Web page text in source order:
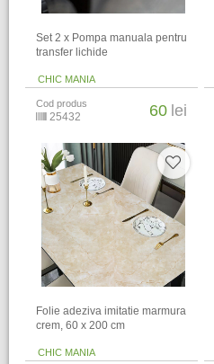
Set 2 x Pompa manuala pentru
transfer lichide
CHIC MANIA
Cod produs
25432 60 lei
Folie adeziva imitatie marmura
crem, 60 x 200 cm
CHIC MANIA